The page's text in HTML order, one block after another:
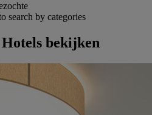
search by categories
bekijken